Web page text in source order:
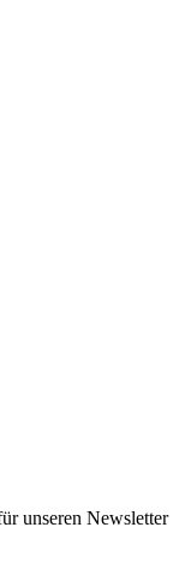
unseren Newsletter